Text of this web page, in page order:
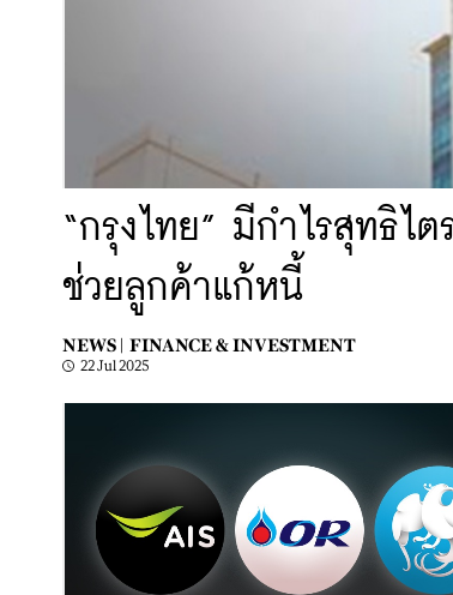
“กรุงไทย” มีกำไรสุทธิไ
ช่วยลูกค้าแก้หนี้
NEWS | FINANCE & INVESTMENT
22 Jul 2025